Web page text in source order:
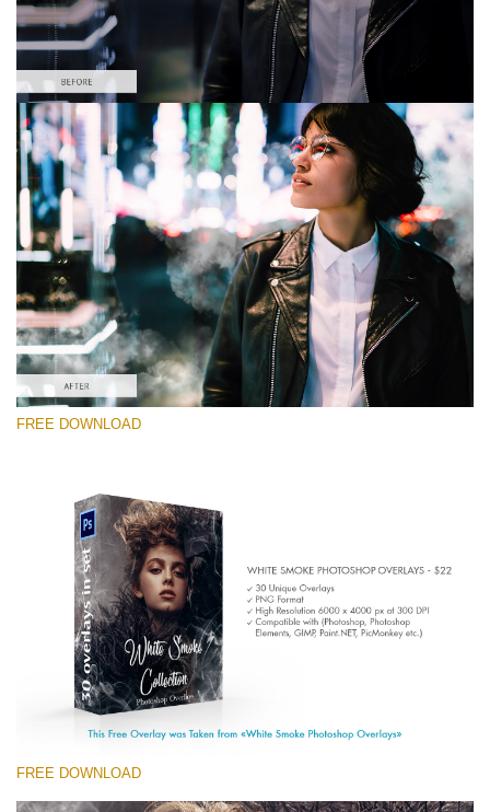
Выберите Вариант
Free PNG Overlay #3
Small 800*533px
White Smoke
(30 Overlays)
Large 6000*4000px
Entire Collection
(1783 Overlays)
Large 6000*4000px
Скачать Бесплатно
FREE DOWNLOAD
FREE DOWNLOAD